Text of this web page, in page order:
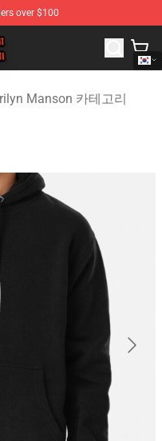
over $100
Marilyn Manson
Manson 카테고리